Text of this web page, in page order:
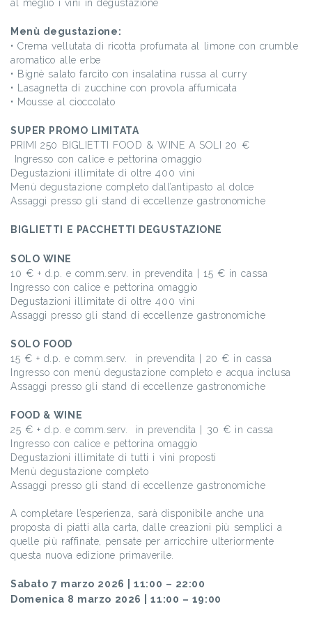
al meglio i vini in degustazione
Menù degustazione:
• Crema vellutata di ricotta profumata al limone con crumble
aromatico alle erbe
• Bignè salato farcito con insalatina russa al curry
• Lasagnetta di zucchine con provola affumicata
• Mousse al cioccolato
SUPER PROMO LIMITATA
PRIMI 250 BIGLIETTI FOOD & WINE A SOLI 20 €
Ingresso con calice e pettorina omaggio
Degustazioni illimitate di oltre 400 vini
Menù degustazione completo dall’antipasto al dolce
Assaggi presso gli stand di eccellenze gastronomiche
BIGLIETTI E PACCHETTI DEGUSTAZIONE
SOLO WINE
10 € + d.p. e comm.serv. in prevendita | 15 € in cassa
Ingresso con calice e pettorina omaggio
Degustazioni illimitate di oltre 400 vini
Assaggi presso gli stand di eccellenze gastronomiche
SOLO FOOD
15 € + d.p. e comm.serv. in prevendita | 20 € in cassa
Ingresso con menù degustazione completo e acqua inclusa
Assaggi presso gli stand di eccellenze gastronomiche
FOOD & WINE
25 € + d.p. e comm.serv. in prevendita | 30 € in cassa
Ingresso con calice e pettorina omaggio
Degustazioni illimitate di tutti i vini proposti
Menù degustazione completo
Assaggi presso gli stand di eccellenze gastronomiche
A completare l’esperienza, sarà disponibile anche una
proposta di piatti alla carta, dalle creazioni più semplici a
quelle più raffinate, pensate per arricchire ulteriormente
questa nuova edizione primaverile.
Sabato 7 marzo 2026 | 11:00 – 22:00
Domenica 8 marzo 2026 | 11:00 – 19:00